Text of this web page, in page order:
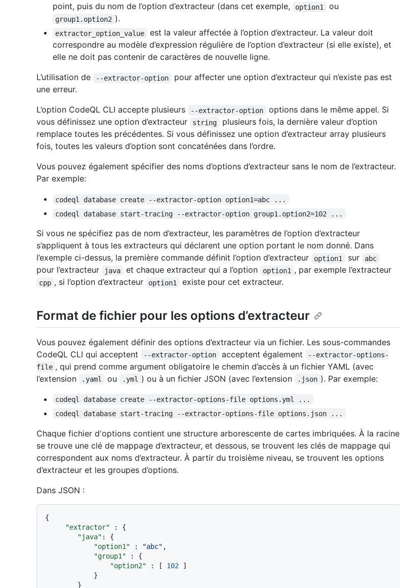
point, puis du nom de l’option d’extracteur (dans cet exemple,
option1 ou
group1.option2 ).
extractor_option_value
est la valeur affectée à l’option d’extracteur. La valeur doit
correspondre au modèle d’expression régulière de l’option d’extracteur (si elle existe), et
elle ne doit pas contenir de caractères de nouvelle ligne.
L’utilisation de
--extractor-option
pour affecter une option d’extracteur qui n’existe pas est
une erreur.
L’option CodeQL CLI accepte plusieurs
--extractor-option
options dans le même appel. Si
vous définissez une option d’extracteur
string
plusieurs fois, la dernière valeur d’option
remplace toutes les précédentes. Si vous définissez une option d’extracteur array plusieurs
fois, toutes les valeurs d’option sont concaténées dans l’ordre.
Vous pouvez également spécifier des noms d’options d’extracteur sans le nom de l’extracteur.
Par exemple:
codeql database create --extractor-option option1=abc ...
codeql database start-tracing --extractor-option group1.option2=102 ...
Si vous ne spécifiez pas de nom d’extracteur, les paramètres de l’option d’extracteur
s’appliquent à tous les extracteurs qui déclarent une option portant le nom donné. Dans
l’exemple ci-dessus, la première commande définit l’option d’extracteur
option1 sur abc
pour l’extracteur java et chaque extracteur qui a l’option option1 , par exemple l’extracteur
cpp , si l’option d’extracteur option1 existe pour cet extracteur.
Format de fichier pour les options d’extracteur
Vous pouvez également définir des options d’extracteur via un fichier. Les sous-commandes
CodeQL CLI qui acceptent
--extractor-option acceptent également
--extractor-options-
file , qui prend comme argument obligatoire le chemin d’accès à un fichier YAML (avec
l’extension
.yaml ou .yml ) ou à un fichier JSON (avec l’extension .json ). Par exemple:
codeql database create --extractor-options-file options.yml ...
codeql database start-tracing --extractor-options-file options.json ...
Chaque fichier d'options contient une structure arborescente de cartes imbriquées. À la racine
se trouve une clé de mappage d’extracteur, et dessous, se trouvent les clés de mappage qui
correspondent aux noms d’extracteur. À partir du troisième niveau, se trouvent les options
d’extracteur et les groupes d’options.
Dans JSON :
{
"extractor"
:
{
"java" :
{
"option1"
: "abc" ,
"group1"
:
{
"option2"
: [ 102
]
}
}